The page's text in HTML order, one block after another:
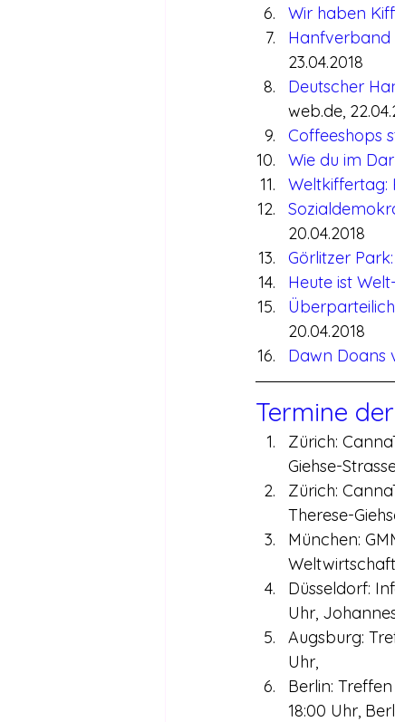
Wir haben
Hanfverband
23.04.2018
Deutscher
web.de,
Coffeeshops
Wie du im
Weltkiffertag:
20.04.2018
Görlitzer
Heute ist
20.04.2018
Dawn Doans
Termine
Zürich:
Giehse-
Zürich:
Therese-
München:
Düsseldorf:
Uhr,
Augsburg:
Uhr,
Berlin:
18:00 Uhr,